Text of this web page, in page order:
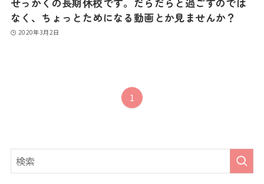
なく、ちょっとためになる動画とか見ませんか？
2020年3月2日
1